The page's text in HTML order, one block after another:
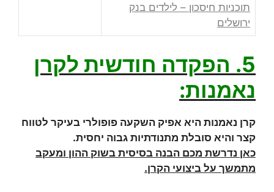
תוכניות חיסכון – לילדים בנק
ירושלים
5. הפקדה חודשית לקרן
נאמנות:
קרן נאמנות היא אפיק השקעה פופולרי בעיקר לטווח
קצר והיא סובלת מתנודתיות גבוה יחסית.
כאן נדרשת מכם הבנה בסיסית בשוק ההון ומעקב
מתמשך על ביצועי הקרן.